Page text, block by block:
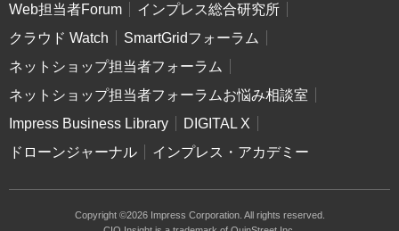
Web担当者Forum
インプレス総合研究所
クラウド Watch
SmartGridフォーラム
ネットショップ担当者フォーラム
ネットショップ担当者フォーラムお悩み相談室
Impress Business Library
DIGITAL X
ドローンジャーナル
インプレス・アカデミー
Copyright ©2026 Impress Corporation. All rights reserved.